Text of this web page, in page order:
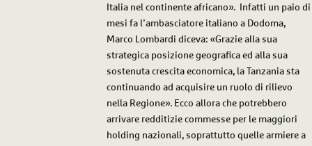
Italia nel continente africano». Infatti un paio di
mesi fa l’ambasciatore italiano a Dodoma,
Marco Lombardi diceva: «Grazie alla sua
strategica posizione geografica ed alla sua
sostenuta crescita economica, la Tanzania sta
continuando ad acquisire un ruolo di rilievo
nella Regione». Ecco allora che potrebbero
arrivare redditizie commesse per le maggiori
holding nazionali, soprattutto quelle armiere a